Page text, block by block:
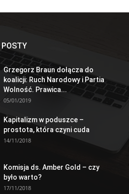
POSTY
Grzegorz Braun dołącza do
koalicji: Ruch Narodowy i Partia
Wolność. Prawica...
05/01/2019
Kapitalizm w poduszce –
prostota, która czyni cuda
14/11/2018
Komisja ds. Amber Gold – czy
było warto?
17/11/2018